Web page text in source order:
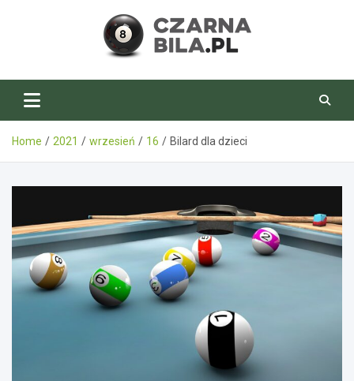
CzarnaBila.pl
Home 2021 wrzesień 16 Bilard dla dzieci